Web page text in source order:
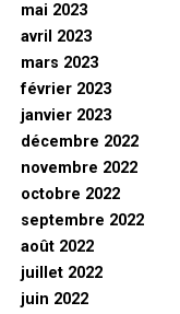
mai 2023
avril 2023
mars 2023
février 2023
janvier 2023
décembre 2022
novembre 2022
octobre 2022
septembre 2022
août 2022
juillet 2022
juin 2022